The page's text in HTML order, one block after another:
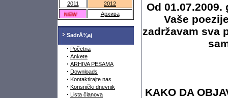
2011
2012
NEW
Архива
SadrÅ¾aj
· Početna
· Ankete
· ARHIVA PESAMA
· Downloads
· Kontaktirajte nas
· Korisnički dnevnik
· Lista članova
Od
Vaše
zadržavam sva
KAKO DA